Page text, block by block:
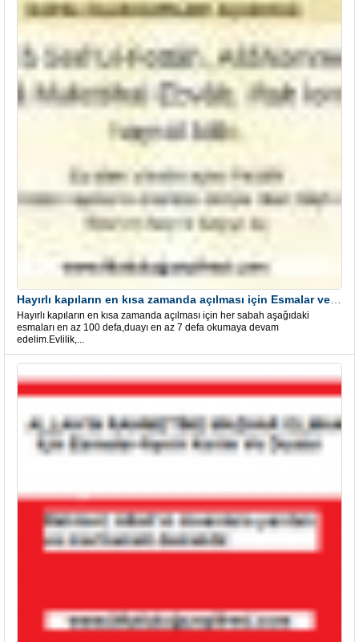
Hayırlı kapıların en kısa zamanda açılması için her sabah aşağıdaki
esmaları en az 100 defa,duayı en az 7 defa okumaya devam
edelim.Evlilik,...